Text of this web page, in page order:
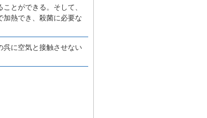
とができる。そして、
加熱でき、殺菌に必要な
呉に空気と接触させない